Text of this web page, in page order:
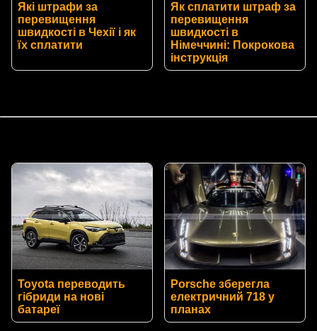
Які штрафи за
перевищення
швидкості в Чехії і як
їх сплатити
Як сплатити штраф за
перевищення
швидкості в
Німеччині: Покрокова
інструкція
Toyota переводить
гібриди на нові
батареї
Porsche зберегла
електричний 718 у
планах